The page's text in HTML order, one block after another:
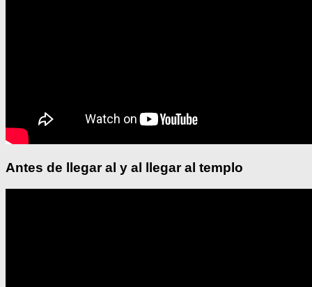
Antes de llegar al y al llegar al templo